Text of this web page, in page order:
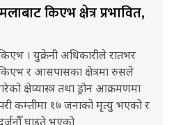
किएभ क्षेत्र प्रभावित,
। युक्रेनी अधिकारीले रातभर
र आसपासका क्षेत्रमा रुसले
क्षेप्यास्त्र तथा ड्रोन आक्रमणमा
कम्तीमा १७ जनाको मृत्यु भएको र